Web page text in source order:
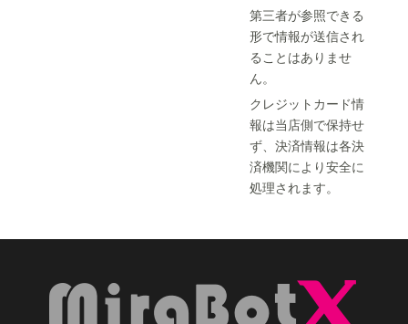
第三者が参照できる
形で情報が送信され
ることはありませ
ん。
クレジットカード情
報は当店側で保持せ
ず、決済情報は各決
済機関により安全に
処理されます。